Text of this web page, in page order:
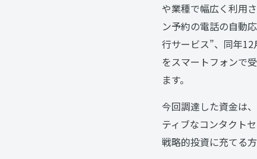
や業種で幅広く利用
ン予約の電話の自動
行サービス”、同年
をスマートフォンで
ます。
今回調達した資金は
ティブなコンタクト
戦略的投資に充てる